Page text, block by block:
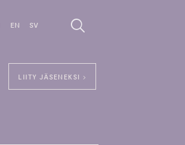
EN SV
LIITY JÄSENEKSI >